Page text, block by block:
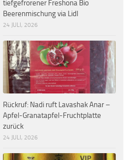
tiefgefrorener Freshona Bio
Beerenmischung via Lidl
24 JULI, 2026
Rückruf: Nadi ruft Lavashak Anar –
Apfel-Granatapfel-Fruchtplatte
zurück
24 JULI, 2026